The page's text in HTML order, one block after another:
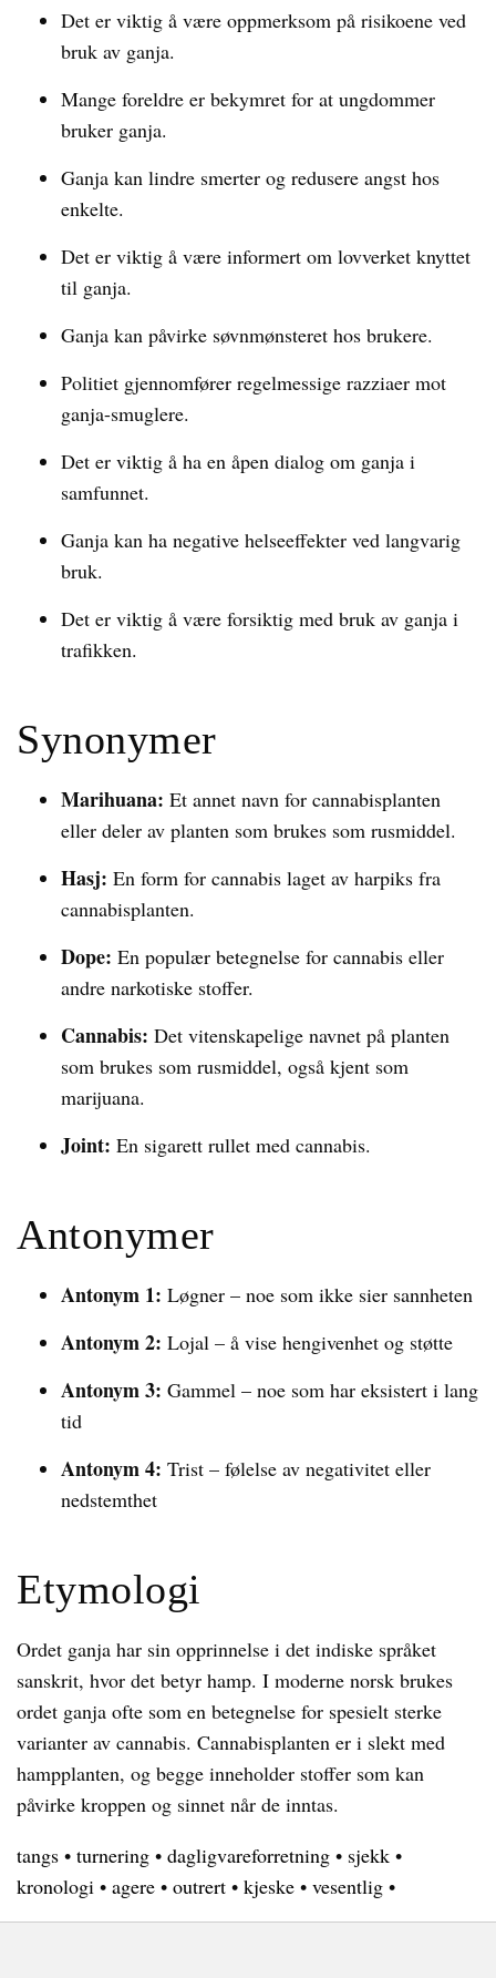
Det er viktig å være oppmerksom på risikoene ved
bruk av ganja.
Mange foreldre er bekymret for at ungdommer
bruker ganja.
Ganja kan lindre smerter og redusere angst hos
enkelte.
Det er viktig å være informert om lovverket knyttet
til ganja.
Ganja kan påvirke søvnmønsteret hos brukere.
Politiet gjennomfører regelmessige razziaer mot
ganja-smuglere.
Det er viktig å ha en åpen dialog om ganja i
samfunnet.
Ganja kan ha negative helseeffekter ved langvarig
bruk.
Det er viktig å være forsiktig med bruk av ganja i
trafikken.
Synonymer
Marihuana: Et annet navn for cannabisplanten
eller deler av planten som brukes som rusmiddel.
Hasj: En form for cannabis laget av harpiks fra
cannabisplanten.
Dope: En populær betegnelse for cannabis eller
andre narkotiske stoffer.
Cannabis: Det vitenskapelige navnet på planten
som brukes som rusmiddel, også kjent som
marijuana.
Joint: En sigarett rullet med cannabis.
Antonymer
Antonym 1: Løgner – noe som ikke sier sannheten
Antonym 2: Lojal – å vise hengivenhet og støtte
Antonym 3: Gammel – noe som har eksistert i lang
tid
Antonym 4: Trist – følelse av negativitet eller
nedstemthet
Etymologi
Ordet ganja har sin opprinnelse i det indiske språket
sanskrit, hvor det betyr hamp. I moderne norsk brukes
ordet ganja ofte som en betegnelse for spesielt sterke
varianter av cannabis. Cannabisplanten er i slekt med
hampplanten, og begge inneholder stoffer som kan
påvirke kroppen og sinnet når de inntas.
tangs • turnering • dagligvareforretning • sjekk •
kronologi • agere • outrert • kjeske • vesentlig •